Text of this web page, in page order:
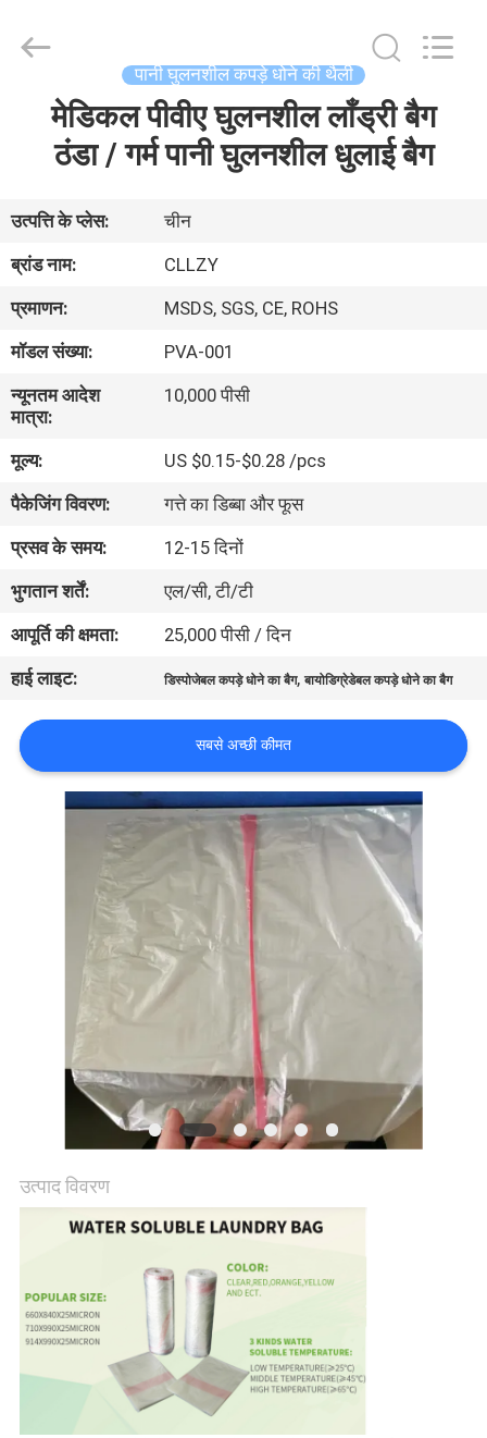
हमारे
बारे
कारखाने
दौरा
गुणवत्ता
नियंत्रण
समाचार
उद्धरण
मांगें
PRIVACY
POLICY
Materials
पानी घुलनशील कपड़े धोने की थैली
मेडिकल पीवीए घुलनशील लाँड्री बैग
ठंडा / गर्म पानी घुलनशील धुलाई बैग
उत्पत्ति के प्लेस:
चीन
ब्रांड नाम:
CLLZY
प्रमाणन:
MSDS, SGS, CE, ROHS
मॉडल संख्या:
PVA-001
न्यूनतम आदेश
मात्रा:
10,000 पीसी
मूल्य:
US $0.15-$0.28 /pcs
पैकेजिंग विवरण:
गत्ते का डिब्बा और फूस
प्रसव के समय:
12-15 दिनों
भुगतान शर्तें:
एल/सी, टी/टी
आपूर्ति की क्षमता:
25,000 पीसी / दिन
हाई लाइट:
डिस्पोजेबल कपड़े धोने का बैग,बायोडिग्रेडेबल कपड़े धोने का बैग
सबसे अच्छी कीमत
उत्पाद विवरण